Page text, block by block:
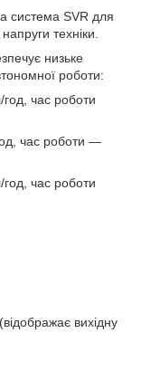
система SVR для
техніки.
низьке
роботи:
час роботи
час роботи —
год, час роботи
вихідну